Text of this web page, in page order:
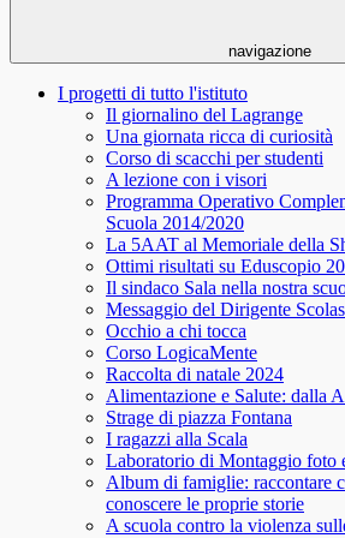
navigazione
I progetti di tutto l'istituto
Il giornalino del Lagrange
Una giornata ricca di curiosità
Corso di scacchi per studenti
A lezione con i visori
Programma Operativo
Scuola 2014/2020
La 5AAT al Memoriale della
Ottimi risultati su Eduscopio
Il sindaco Sala nella nostra
Messaggio del Dirigente
Occhio a chi tocca
Corso LogicaMente
Raccolta di natale 2024
Alimentazione e Salute: dalla
Strage di piazza Fontana
I ragazzi alla Scala
Laboratorio di Montaggio foto
Album di famiglie: raccontare
conoscere le proprie storie
A scuola contro la violenza